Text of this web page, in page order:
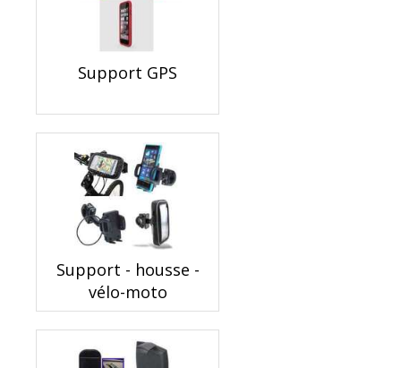
Support GPS
Support - housse -
vélo-moto